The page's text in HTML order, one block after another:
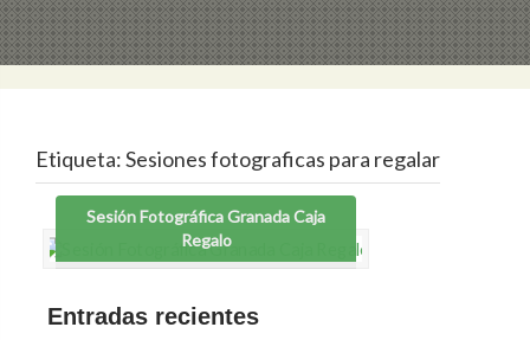
Etiqueta:Sesiones fotograficas para regalar
Sesión Fotográfica Granada Caja
Regalo
Entradas recientes